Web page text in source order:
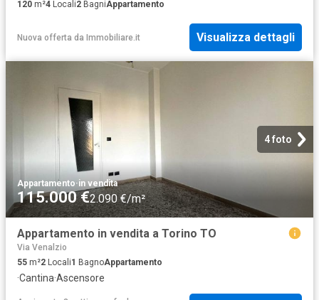
120 m²4 Locali2 BagniAppartamento
Nuova offerta da Immobiliare.it Visualizza dettagli
4 foto
Appartamento·in vendita
115.000 €2.090 €/m²
Appartamento in vendita a Torino TO
Via Venalzio
55 m²2 Locali1 BagnoAppartamento
·Cantina·Ascensore